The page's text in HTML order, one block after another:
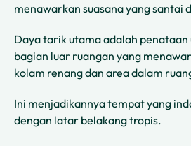
menawarkan suasana yang santai
Daya tarik utama adalah penataan
bagian luar ruangan yang
kolam renang dan area dalam
Ini menjadikannya tempat yang
dengan latar belakang tropis.